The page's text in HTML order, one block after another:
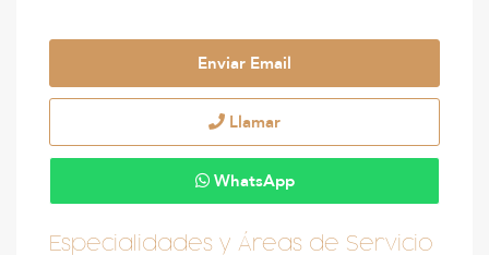
Enviar Email
Llamar
WhatsApp
Especialidades y Áreas de Servicio